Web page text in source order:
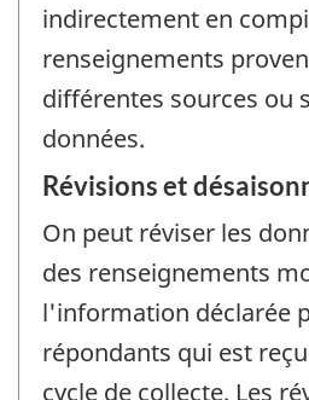
indirectement en
renseignements
différentes sources ou
données.
Révisions et
On peut réviser les
des renseignements
l'information déclarée
répondants qui est
cycle de collecte. Les